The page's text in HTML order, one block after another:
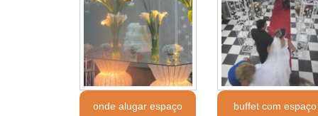
onde alugar espaço
buffet com espaço